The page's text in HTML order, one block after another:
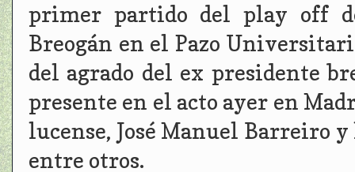
primer partido del play off
Breogán en el Pazo
del agrado del ex presidente
presente en el acto ayer en
lucense, José Manuel Barreiro
entre otros.